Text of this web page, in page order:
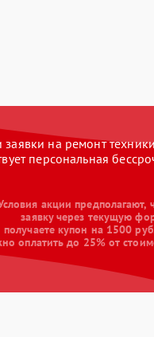
на ремонт техники
персональная
акции предполагают,
заявку через текущую
получаете купон на 1500
оплатить до 25% от